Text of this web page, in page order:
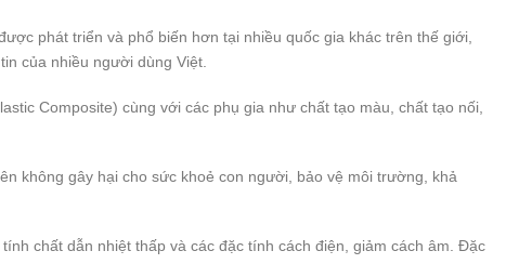
phát triển và phổ biến hơn tại nhiều quốc gia khác trên thế giới,
của nhiều người dùng Việt.
Composite) cùng với các phụ gia như chất tạo màu, chất tạo nối,
không gây hại cho sức khoẻ con người, bảo vệ môi trường, khả
chất dẫn nhiệt thấp và các đặc tính cách điện, giảm cách âm. Đặc